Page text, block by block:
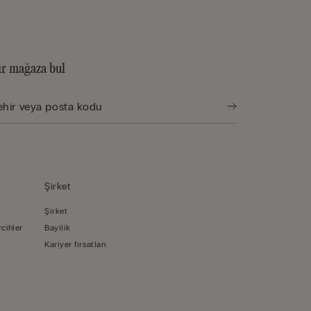
mağaza bul
Şi̇rket
Şi̇rket
Bayilik
Kariyer fırsatları